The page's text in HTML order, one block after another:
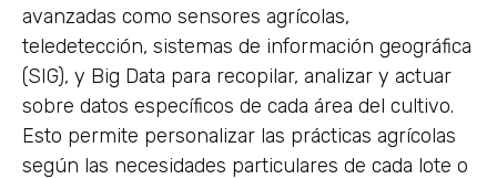
avanzadas como sensores agrícolas,
teledetección, sistemas de información geográfica
(SIG), y Big Data para recopilar, analizar y actuar
sobre datos específicos de cada área del cultivo.
Esto permite personalizar las prácticas agrícolas
según las necesidades particulares de cada lote o